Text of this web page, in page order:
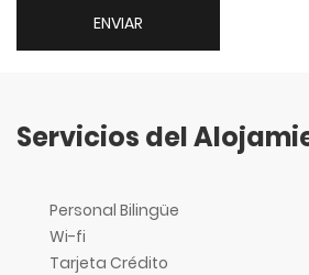
ENVIAR
Servicios del
Personal Bilingüe
Wi-fi
Tarjeta Crédito